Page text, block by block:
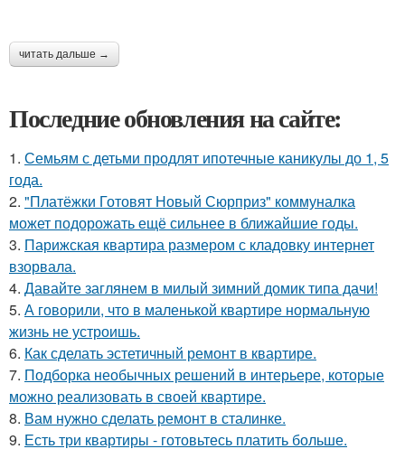
читать дальше →
Последние обновления на сайте:
1. Семьям с детьми продлят ипотечные каникулы до 1, 5
года.
2. "Платёжки Готовят Новый Сюрприз" коммуналка
может подорожать ещё сильнее в ближайшие годы.
3. Парижская квартира размером с кладовку интернет
взорвала.
4. Давайте заглянем в милый зимний домик типа дачи!
5. А говорили, что в маленькой квартире нормальную
жизнь не устроишь.
6. Как сделать эстетичный ремонт в квартире.
7. Подборка необычных решений в интерьере, которые
можно реализовать в своей квартире.
8. Вам нужно сделать ремонт в сталинке.
9. Есть три квартиры - готовьтесь платить больше.